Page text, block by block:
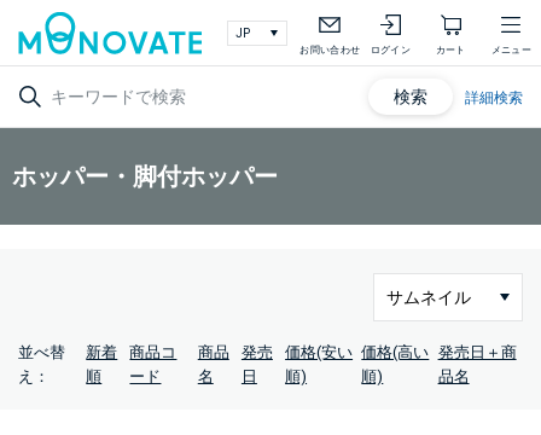
お問い合わせ ログイン カート メニュー
検索 詳細検索
ホッパー・脚付ホッパー
並べ替
え：
新着
順
商品コ
ード
商品
名
発売
日
価格(安い
順)
価格(高い
順)
発売日＋商
品名